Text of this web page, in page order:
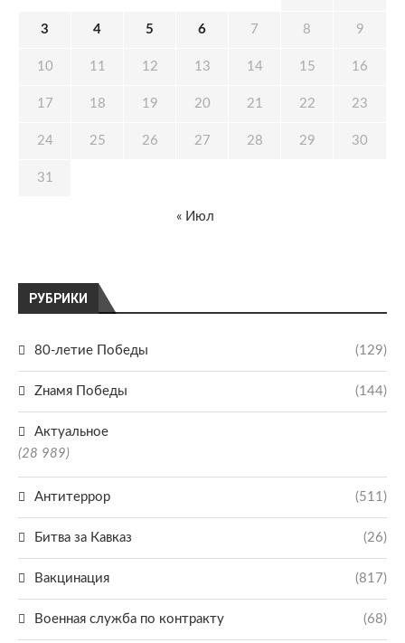
РУБРИКИ
80-летие Победы (129)
Zнамя Победы (144)
Актуальное
(28 989)
Антитеррор (511)
Битва за Кавказ (26)
Вакцинация (817)
Военная служба по контракту (68)
3 4 5 6 7 8 9
10 11 12 13 14 15 16
17 18 19 20 21 22 23
24 25 26 27 28 29 30
31
« Июл